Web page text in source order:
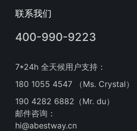
联系我们
400-990-9223
7*24h 全天候用户支持：
180 1055 4547 （Ms. Crystal）
190 4282 6882（Mr. du）
邮件咨询：
hi@abestway.cn